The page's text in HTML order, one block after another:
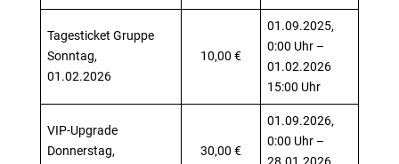
Tagesticket Gruppe
Sonntag,
01.02.2026
10,00 €
01.09.2025,
0:00 Uhr –
01.02.2026
15:00 Uhr
VIP-Upgrade
Donnerstag,
30,00 €
01.09.2026,
0:00 Uhr –